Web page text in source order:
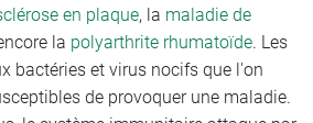
en plaque, la maladie de
la polyarthrite rhumatoïde. Les
bactéries et virus nocifs que l'on
de provoquer une maladie.